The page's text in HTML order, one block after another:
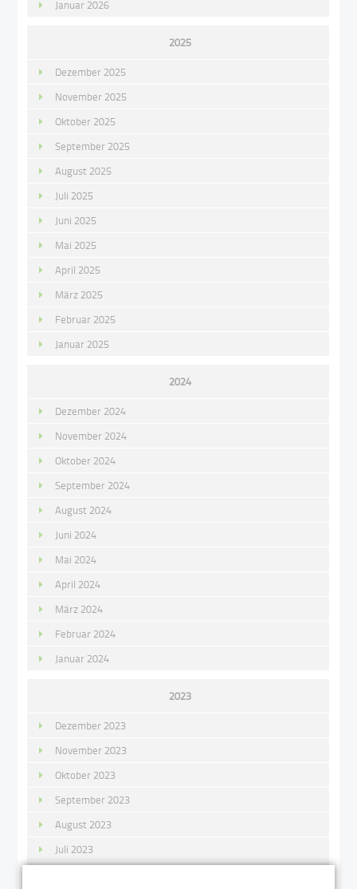
Januar 2026
2025
Dezember 2025
November 2025
Oktober 2025
September 2025
August 2025
Juli 2025
Juni 2025
Mai 2025
April 2025
März 2025
Februar 2025
Januar 2025
2024
Dezember 2024
November 2024
Oktober 2024
September 2024
August 2024
Juni 2024
Mai 2024
April 2024
März 2024
Februar 2024
Januar 2024
2023
Dezember 2023
November 2023
Oktober 2023
September 2023
August 2023
Juli 2023